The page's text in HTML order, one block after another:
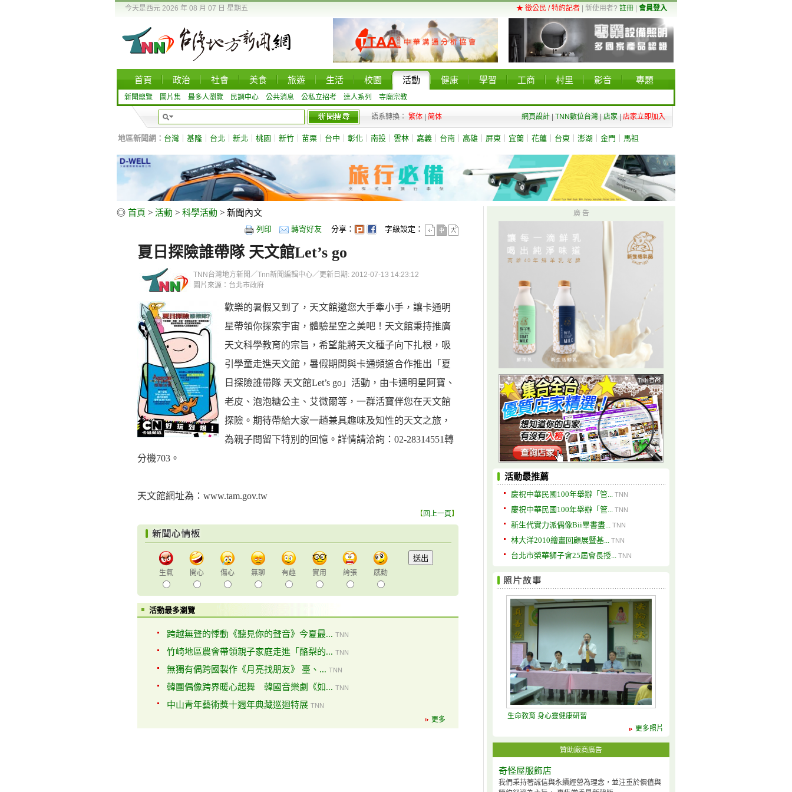
今天是西元 2026 年 08 月 07 日 星期五 ★ 徵公民 / 特約記者 | 新使用者? 註冊 會員登入
首頁 政治 社會 美食 旅遊 生活 校園 活動 健康 學習 工商 村里 影音 專題
新聞總覽 圖片集 最多人瀏覽 民調中心 公共消息 公私立招考 達人系列 寺廟宗教
語系轉換： 繁体 简体 網頁設計 TNN數位台灣 店家 店家立即加入
地區新聞網： 台灣｜ 基隆｜ 台北 新北 桃園 新竹｜ 苗栗｜ 台中 彰化｜ 南投｜ 雲林｜ 嘉義｜ 台南｜ 高雄｜ 屏東｜ 宜蘭｜ 花蓮｜ 台東｜ 澎湖 金門 馬祖
◎ 首頁 > 活動 > 科學活動 > 新聞內文
列印 轉寄好友 分享： 字級設定：
夏日探險誰帶隊 天文館Let’s go
TNN台灣地方新聞／Tnn新聞編輯中心／更新日期: 2012-07-13 14:23:12
圖片來源：台北市政府
歡樂的暑假又到了，天文館邀您大手牽小手，讓卡通明
星帶領你探索宇宙，體驗星空之美吧！天文館秉持推廣
天文科學教育的宗旨，希望能將天文種子向下扎根，吸
引學童走進天文館，暑假期間與卡通頻道合作推出「夏
日探險誰帶隊 天文館Let’s go」活動，由卡通明星阿寶、
老皮、泡泡糖公主、艾微爾等，一群活寶伴您在天文館
探險。期待帶給大家一趟兼具趣味及知性的天文之旅，
為親子間留下特別的回憶。詳情請洽詢：02-28314551轉
分機703。
天文館網址為：www.tam.gov.tw
【回上一頁】
生氣 開心 傷心 無聊 有趣 實用 誇張 感動
活動最多瀏覽
跨越無聲的悸動《聽見你的聲音》今夏最... TNN
竹崎地區農會帶領親子家庭走進「酪梨的... TNN
無獨有偶跨國製作《月亮找朋友》 臺、... TNN
韓團偶像跨界暖心起舞 韓國音樂劇《如... TNN
中山青年藝術獎十週年典藏巡迴特展 TNN
更多
廣 告
活動最推薦
慶祝中華民國100年舉辦「管... TNN
慶祝中華民國100年舉辦「管... TNN
新生代實力派偶像Bii畢書盡... TNN
林大洋2010繪畫回顧展暨基... TNN
台北市榮華狮子會25屆會長授... TNN
生命教育 身心靈健康研習
更多照片
贊助廠商廣告
奇怪屋服飾店
我們秉持著誠信與永續經營為理念，並注重於價值與